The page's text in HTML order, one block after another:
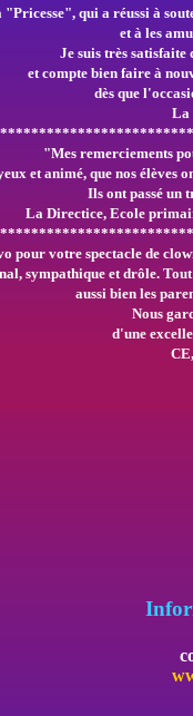
"Pricesse",qui a réussi à
et à les
Je suis très satisfaite
et compte bien faire à
dès que
La
"Mes remerciements
et animé, que nos élèves
Ils ont passé un
La Directice, Ecole
pour votre spectacle de
sympathique et drôle.
aussi bien les
Nous
d'une